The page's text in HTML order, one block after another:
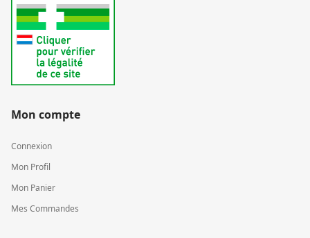
Mon compte
Connexion
Mon Profil
Mon Panier
Mes Commandes